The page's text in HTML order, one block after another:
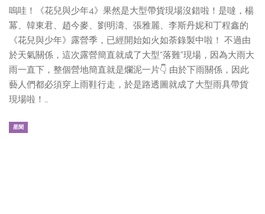
嗚哇！《花兒與少年4》果然是大型帶貨現場沒錯啦！是噠，楊
冪、韓東君、趙今麥、劉明濤、張雅麗、李斯丹妮和丁程鑫的
《花兒與少年》露營季，已經開始如火如荼錄製中啦！ 不過由
於天氣關係，這次露營簡直就成了大型“落難”現場，因為大雨大
雨一直下，整個營地簡直就是爛泥一片👇 由於下雨關係，因此
藝人們都必須穿上雨鞋行走，於是路透圖就成了大型雨具帶貨
現場啦！…
星聞